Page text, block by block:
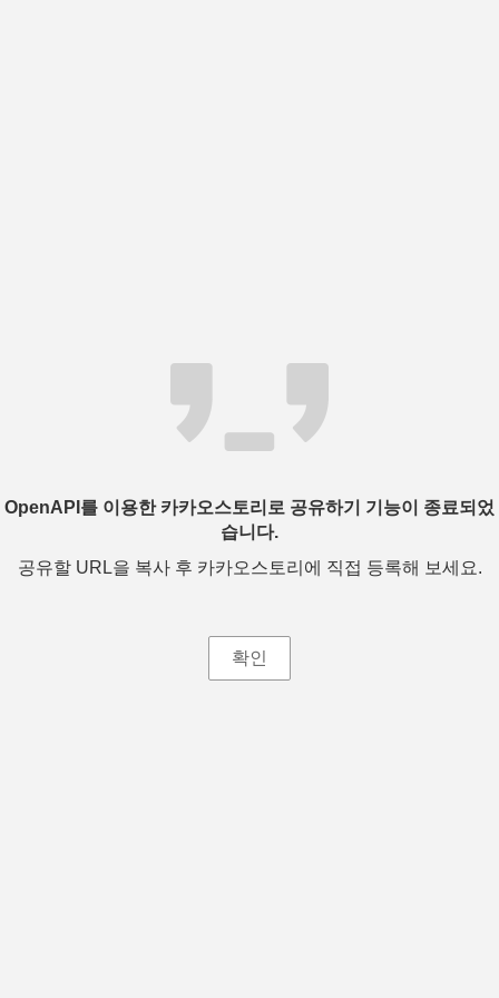
OpenAPI를 이용한 카카오스토리로 공유하기 기능이 종료되었
습니다.
공유할 URL을 복사 후 카카오스토리에 직접 등록해 보세요.
확인